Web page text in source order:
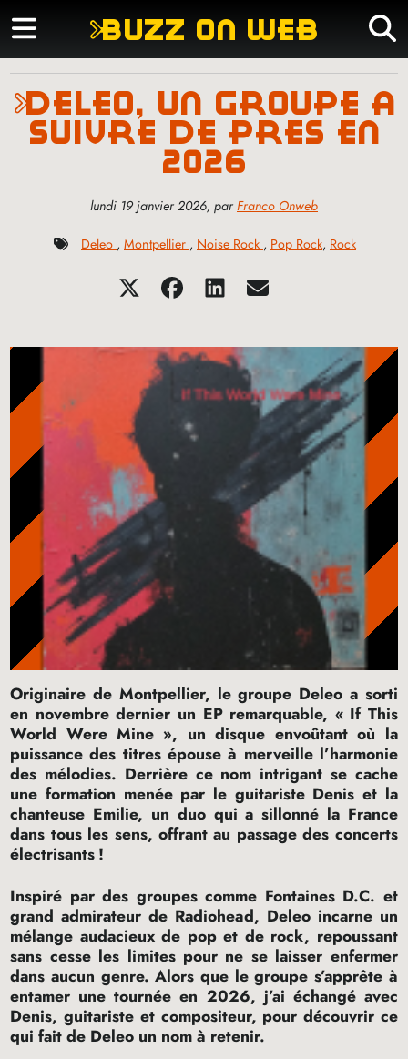
buzz on web
deleo, un groupe à
suivre de près en
2026
lundi 19 janvier 2026, parFranco Onweb
Deleo , Montpellier , Noise Rock , Pop Rock, Rock
Originaire de Montpellier, le groupe Deleo a sorti
en novembre dernier un EPremarquable, « If This
World Were Mine », un disque envoûtant où la
puissance des titres épouse à merveille l’harmonie
des mélodies. Derrière ce nom intrigant se cache
une formation menée par le guitariste Denis et la
chanteuse Emilie, un duo qui a sillonné la France
dans tous les sens, offrant au passage des concerts
électrisants!
Inspiré par des groupes comme Fontaines D.C. et
grand admirateur de Radiohead, Deleo incarne un
mélange audacieux de pop et de rock, repoussant
sans cesse les limites pour ne se laisser enfermer
dans aucun genre. Alors que le groupe s’apprête à
entamer une tournée en 2026, j’ai échangé avec
Denis, guitariste et compositeur, pour découvrir ce
qui fait de Deleo un nom à retenir.